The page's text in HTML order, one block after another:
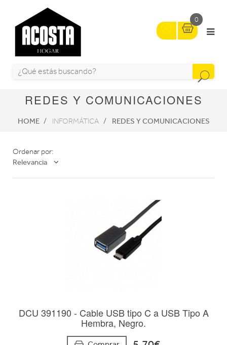
0
REDES Y COMUNICACIONES
HOME INFORMÁTICA REDES Y COMUNICACIONES
Ordenar por:
Relevancia
DCU 391190 - Cable USB tipo C a USB Tipo A
Hembra, Negro.